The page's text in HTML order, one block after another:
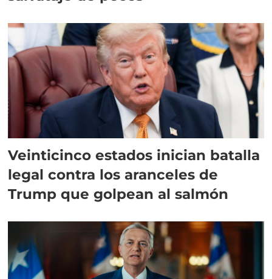
Veinticinco estados inician batalla
legal contra los aranceles de
Trump que golpean al salmón